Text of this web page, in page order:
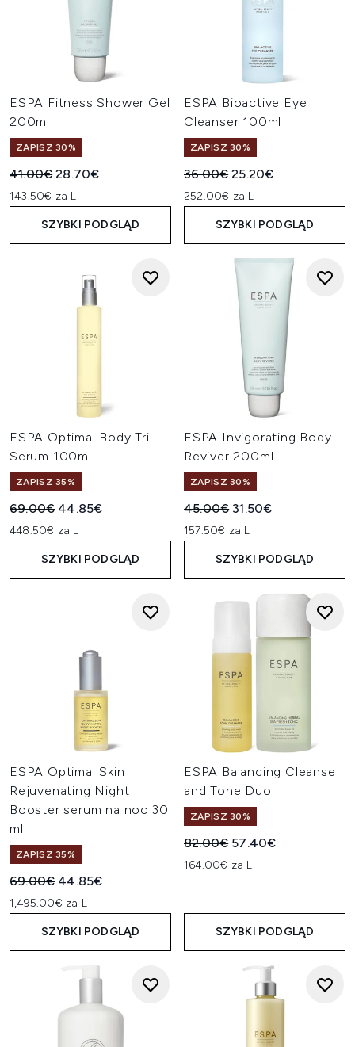
ESPA Fitness Shower Gel
200ml
ZAPISZ 30%
Sugerowana cena detaliczna:
41.00€Aktualna cena:
28.70€
143.50€ za L
SZYBKI PODGLĄD
ESPA Bioactive Eye
Cleanser 100ml
ZAPISZ 30%
Sugerowana cena
36.00€Aktualna cena:
25.20€
252.00€ za L
SZYBKI PODGLĄD
ESPA Optimal Body Tri-
Serum 100ml
ZAPISZ 35%
Sugerowana cena detaliczna:
69.00€ Aktualna cena:
44.85€
448.50€ za L
SZYBKI PODGLĄD
ESPA Invigorating Body
Reviver 200ml
ZAPISZ 30%
Sugerowana cena
45.00€ Aktualna cena:
31.50€
157.50€ za L
SZYBKI PODGLĄD
ESPA Optimal Skin
Rejuvenating Night
Booster serum na noc 30
ml
ZAPISZ 35%
Sugerowana cena detaliczna:
69.00€ Aktualna cena:
44.85€
1,495.00€ za L
SZYBKI PODGLĄD
ESPA Balancing Cleanse
and Tone Duo
ZAPISZ 30%
Sugerowana cena
82.00€ Aktualna cena:
57.40€
164.00€ za L
SZYBKI PODGLĄD